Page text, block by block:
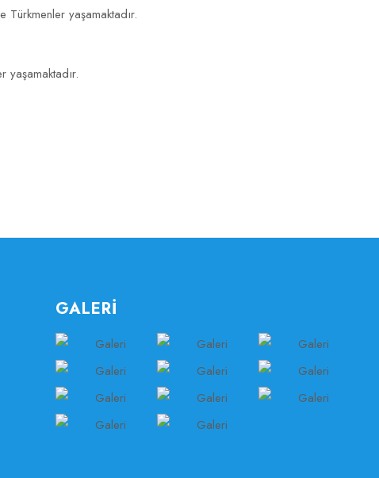
Türkmenler yaşamaktadır.
yaşamaktadır.
GALERİ